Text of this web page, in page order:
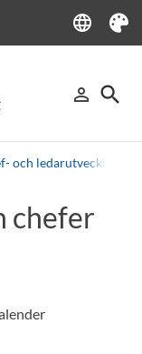
language
Language
Tema
person_outline
Logga in
search
Sök
och ledarutveckling
chefer